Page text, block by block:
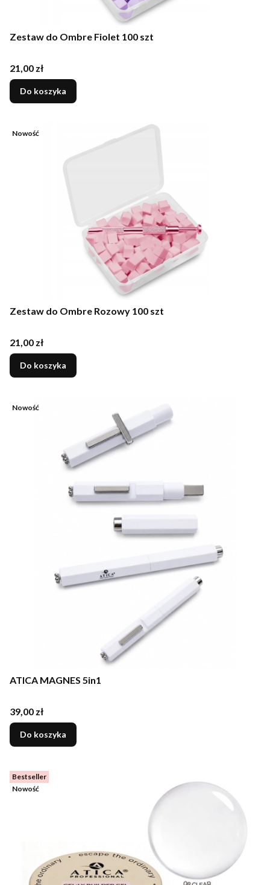
Zestaw do Ombre Fiolet 100 szt
Cena
21,00 zł
Do koszyka
Nowość
Zestaw do Ombre Rozowy 100 szt
Cena
21,00 zł
Do koszyka
Nowość
ATICA MAGNES 5in1
Cena
39,00 zł
Do koszyka
Bestseller
Nowość